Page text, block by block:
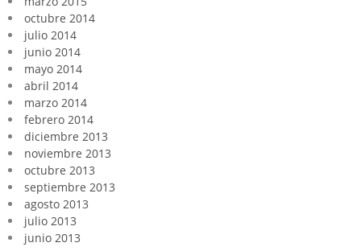
octubre 2014
julio 2014
junio 2014
mayo 2014
abril 2014
marzo 2014
febrero 2014
diciembre 2013
noviembre 2013
octubre 2013
septiembre 2013
agosto 2013
julio 2013
junio 2013